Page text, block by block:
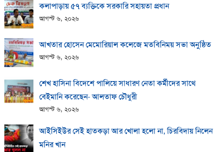
কলাপাড়ায় ​৫৭ ব্যক্তিকে সরকারি সহায়তা প্রধান
আগস্ট ৬, ২০২৬
আখতার হোসেন মেমোরিয়াল কলেজে মতবিনিময় সভা অনুষ্ঠিত
আগস্ট ৬, ২০২৬
শেখ হাসিনা বিদেশে পালিয়ে সাধারণ নেতা কর্মীদের সাথে
বেইমানি করেছেন- আলতাফ চৌধুরী
আগস্ট ৬, ২০২৬
আইসিইউর সেই হাতকড়া আর খোলা হলো না, চিরবিদায় নিলেন
মনির খান